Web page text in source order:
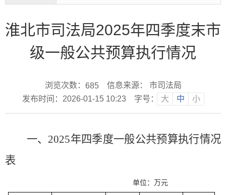
淮北市司法局2025年四季度末市
级一般公共预算执行情况
浏览次数： 685
信息来源： 市司法局
发布时间：2026-01-15 10:23
字号： 大 中 小
一、 2025年四季度一般公共预算执行情况
表
单位：万元